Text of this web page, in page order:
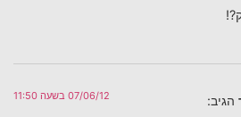
הגיב: 07/06/12 בשעה 11:50